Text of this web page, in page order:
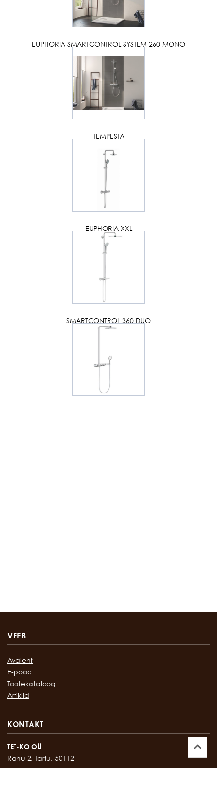
EUPHORIA SMARTCONTROL SYSTEM 260 MONO
TEMPESTA
EUPHORIA XXL
SMARTCONTROL 360 DUO
VEEB
Avaleht
E-pood
Tootekataloog
Artiklid
KONTAKT
TET-KO OÜ
Rahu 2, Tartu, 50112
Kontor:747 17 35